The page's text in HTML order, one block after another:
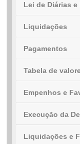
Lei de Diárias e
Liquidações
Pagamentos
Tabela de
Empenhos e
Execução da
Liquidações e